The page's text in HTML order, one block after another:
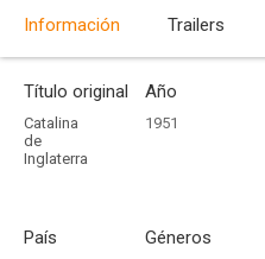
Información Trailers
Título original
Catalina
de
Inglaterra
Año
1951
País Géneros